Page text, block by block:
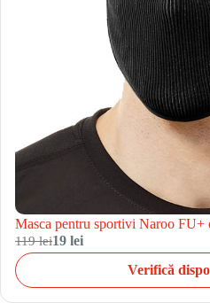
Masca pentru sportivi Naroo
119 lei19 lei
Verifică